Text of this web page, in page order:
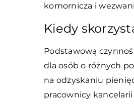
komornicza i
Kiedy
Podstawową
dla osób o różnych
na odzyskaniu
pracownicy